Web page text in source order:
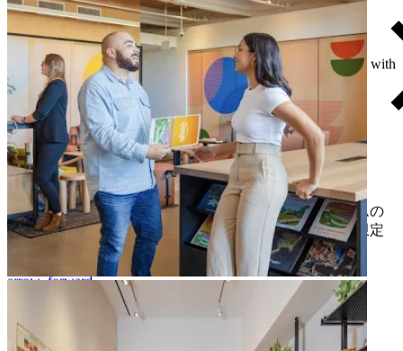
ポップアップ ショップ
Cafe @ Mountain View
Google ストア
Plaza
アート
chevron_right
Cafe @ Mountain View
Experience a taste of Google through food and beverages made with
local, seasonal ingredients
arrow_forward
場所
Google ストア
Google の最新プロダクトの購入、経験豊かな専門チームの
サポート、ワークショップへの参加に加え、Google の限定
グッズも入手可能
arrow_forward
Plaza